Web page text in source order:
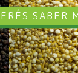
SABER